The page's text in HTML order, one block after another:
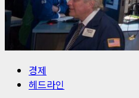
경제
헤드라인